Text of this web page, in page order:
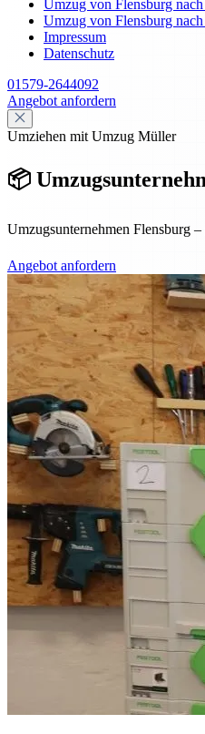
Umzug von Flensburg
Umzug von Flensburg
Impressum
Datenschutz
01579-2644092
Angebot anfordern
Umziehen mit Umzug Müller
📦
Umzugsunternehmen Flensburg
Angebot anfordern